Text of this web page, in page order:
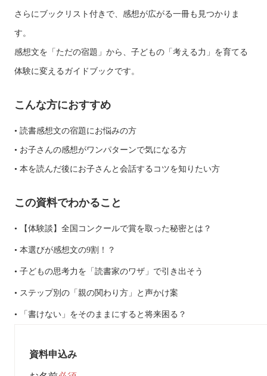
さらにブックリスト付きで、感想が広がる一冊も見つかりま
す。
感想文を「ただの宿題」から、子どもの「考える力」を育てる
体験に変えるガイドブックです。
こんな方におすすめ
• 読書感想文の宿題にお悩みの方
• お子さんの感想がワンパターンで気になる方
• 本を読んだ後にお子さんと会話するコツを知りたい方
この資料でわかること
• 【体験談】全国コンクールで賞を取った秘密とは？
• 本選びが感想文の9割！？
• 子どもの思考力を「読書家のワザ」で引き出そう
• ステップ別の「親の関わり方」と声かけ案
• 「書けない」をそのままにすると将来困る？
資料申込み